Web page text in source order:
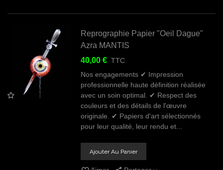
Reprographie Papier "Oeil Dague"
Azra MANTIS
40,00 € TTC
Nos engagements ✔ Impression
professionnelle haute définition réalisée
avec un soin optimal. ✔ Respect des
couleurs et des détails de l'œuvre
originale. ✔ Papiers d'art sélectionnés
pour leur qualité, leur rendu et...
Ajouter Au Panier